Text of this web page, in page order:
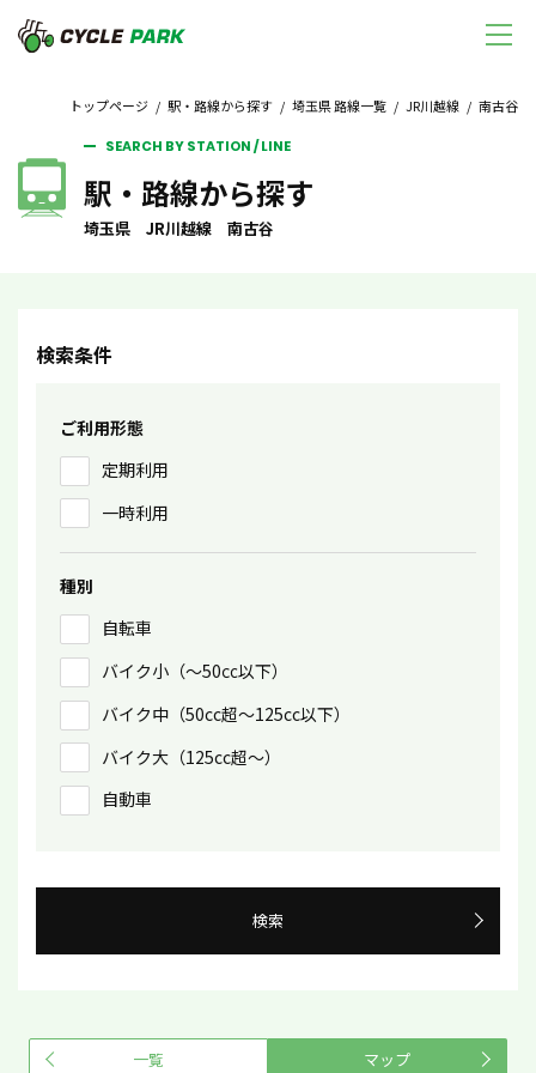
トップページ / 駅・路線から探す / 埼玉県 路線一覧 / JR川越線 / 南古谷
SEARCH BY STATION / LINE
駅・路線から探す
埼玉県 JR川越線 南古谷
検索条件
ご利用形態
定期利用
一時利用
種別
自転車
バイク小（〜50㏄以下）
バイク中（50cc超〜125cc以下）
バイク大（125cc超〜）
自動車
検索
一覧 マップ